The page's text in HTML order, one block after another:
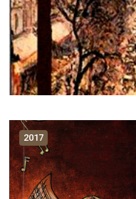
2017